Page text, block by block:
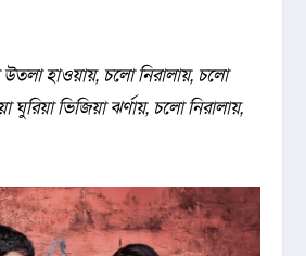
উতলা হাওয়ায়, চলো নিরালায়, চলো
ঘুরিয়া ভিজিয়া ঝর্ণায়, চলো নিরালায়,